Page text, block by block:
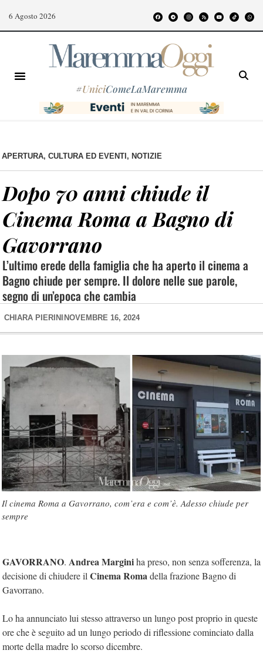
6 Agosto 2026
#UniciComeLaMaremma
APERTURA, CULTURA ED EVENTI , NOTIZIE
Dopo 70 anni chiude il
Cinema Roma a Bagno di
Gavorrano
L’ultimo erede della famiglia che ha aperto il cinema a
Bagno chiude per sempre. Il dolore nelle sue parole,
segno di un’epoca che cambia
CHIARA PIERINI NOVEMBRE 16, 2024
Il cinema Roma a Gavorrano, com’era e com’è. Adesso chiude per
sempre
GAVORRANO. Andrea Marginiha preso, non senza sofferenza, la
decisione di chiudere il Cinema Romadella frazione Bagno di
Gavorrano.
Lo ha annunciato lui stesso attraverso un lungo post proprio in queste
ore che è seguito ad un lungo periodo di riflessione cominciato dalla
morte della madre lo scorso dicembre.